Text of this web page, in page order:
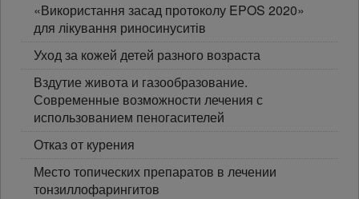
«Використання засад протоколу EPOS 2020»
для лікування риносинуситів
Уход за кожей детей разного возраста
Вздутие живота и газообразование.
Современные возможности лечения с
использованием пеногасителей
Отказ от курения
Место топических препаратов в лечении
тонзиллофарингитов